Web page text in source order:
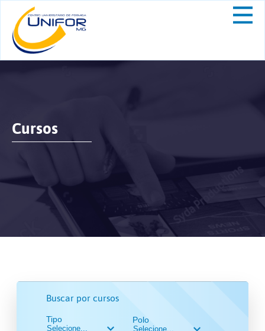
Cursos
Buscar por cursos
Tipo Polo